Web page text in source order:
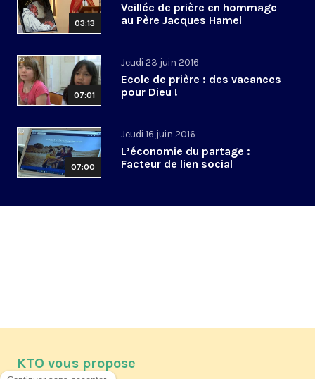
03:13
Veillée de prière en hommage
au Père Jacques Hamel
07:01
Jeudi 23 juin 2016
Ecole de prière : des vacances
pour Dieu !
07:00
Jeudi 16 juin 2016
L’économie du partage :
Facteur de lien social
KTO vous propose